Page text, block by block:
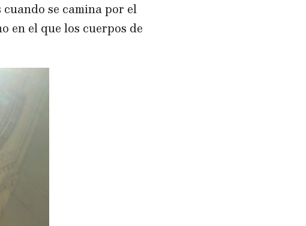
se camina por el
en el que los cuerpos de